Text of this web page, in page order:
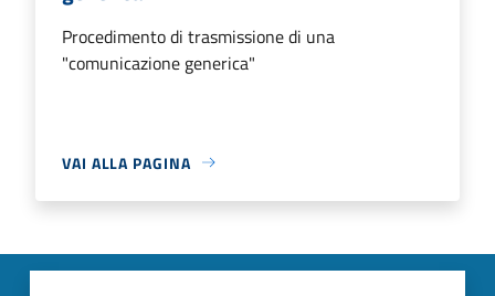
Procedimento di trasmissione di una
"comunicazione generica"
VAI ALLA PAGINA